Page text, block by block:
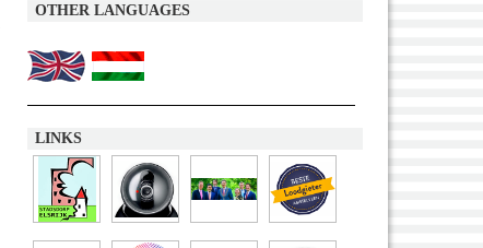
OTHER LANGUAGES
LINKS